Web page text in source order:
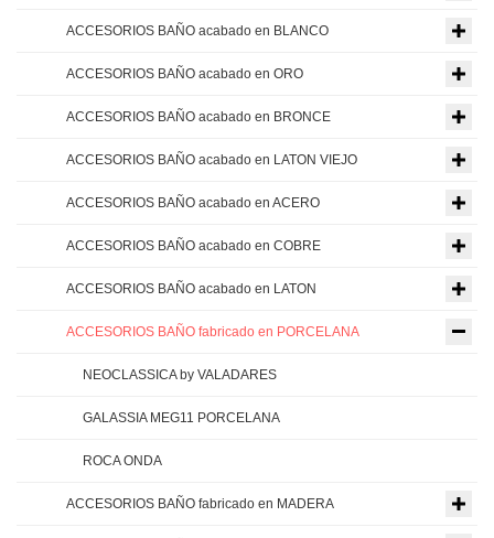
ACCESORIOS BAÑO acabado en BLANCO
ACCESORIOS BAÑO acabado en ORO
ACCESORIOS BAÑO acabado en BRONCE
ACCESORIOS BAÑO acabado en LATON VIEJO
ACCESORIOS BAÑO acabado en ACERO
ACCESORIOS BAÑO acabado en COBRE
ACCESORIOS BAÑO acabado en LATON
ACCESORIOS BAÑO fabricado en PORCELANA
NEOCLASSICA by VALADARES
GALASSIA MEG11 PORCELANA
ROCA ONDA
ACCESORIOS BAÑO fabricado en MADERA